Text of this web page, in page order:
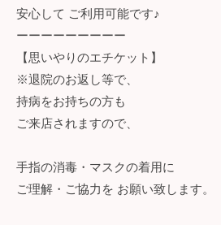
安心して ご利用可能です♪
ーーーーーーーーー
【思いやりのエチケット】
※退院のお返し等で、
持病をお持ちの方も
ご来店されますので、
手指の消毒・マスクの着用に
ご理解・ご協力を お願い致します。